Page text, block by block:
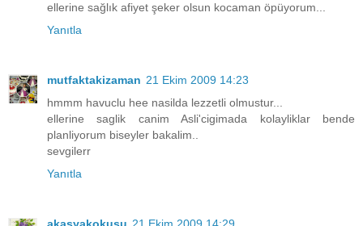
ellerine sağlık afiyet şeker olsun kocaman öpüyorum...
Yanıtla
mutfaktakizaman 21 Ekim 2009 14:23
hmmm havuclu hee nasilda lezzetli olmustur...
ellerine saglik canim Asli'cigimada kolayliklar bende
planliyorum biseyler bakalim..
sevgilerr
Yanıtla